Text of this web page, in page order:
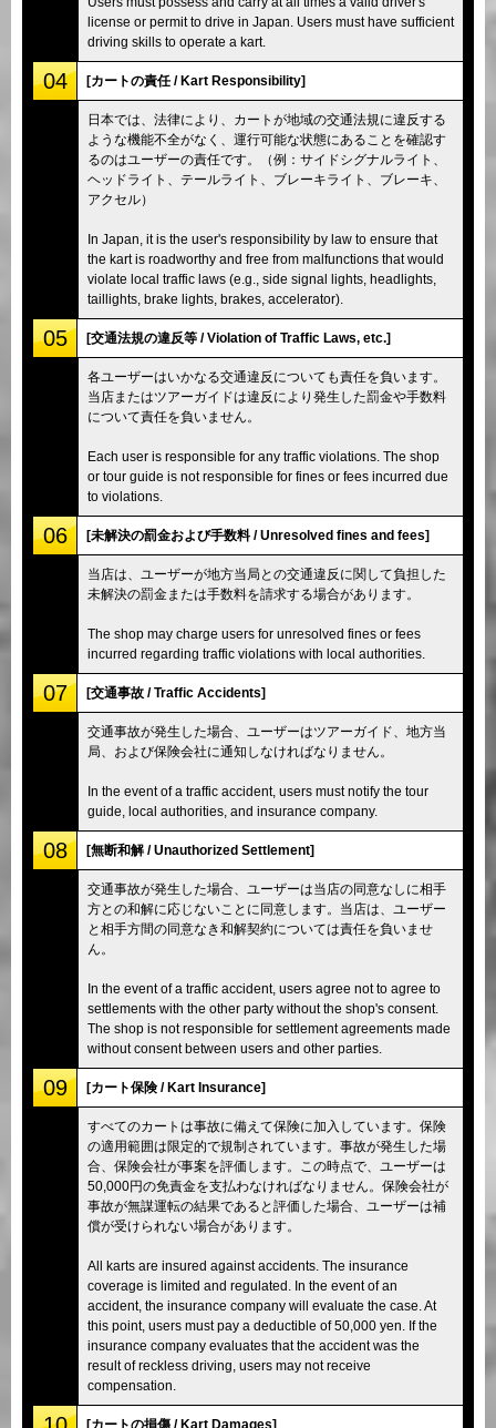
license or permit to drive in Japan. Users must have sufficient
driving skills to operate a kart.
04 [カートの責任 / Kart Responsibility]
日本では、法律により、カートが地域の交通法規に違反する
ような機能不全がなく、運行可能な状態にあることを確認す
るのはユーザーの責任です。（例：サイドシグナルライト、
ヘッドライト、テールライト、ブレーキライト、ブレーキ、
アクセル）
In Japan, it is the user's responsibility by law to ensure that
the kart is roadworthy and free from malfunctions that would
violate local traffic laws (e.g., side signal lights, headlights,
taillights, brake lights, brakes, accelerator).
05 [交通法規の違反等 / Violation of Traffic Laws, etc.]
各ユーザーはいかなる交通違反についても責任を負います。
当店またはツアーガイドは違反により発生した罰金や手数料
について責任を負いません。
Each user is responsible for any traffic violations. The shop
or tour guide is not responsible for fines or fees incurred due
to violations.
06 [未解決の罰金および手数料 / Unresolved fines and fees]
当店は、ユーザーが地方当局との交通違反に関して負担した
未解決の罰金または手数料を請求する場合があります。
The shop may charge users for unresolved fines or fees
incurred regarding traffic violations with local authorities.
07 [交通事故 / Traffic Accidents]
交通事故が発生した場合、ユーザーはツアーガイド、地方当
局、および保険会社に通知しなければなりません。
In the event of a traffic accident, users must notify the tour
guide, local authorities, and insurance company.
08 [無断和解 / Unauthorized Settlement]
交通事故が発生した場合、ユーザーは当店の同意なしに相手
方との和解に応じないことに同意します。当店は、ユーザー
と相手方間の同意なき和解契約については責任を負いませ
ん。
In the event of a traffic accident, users agree not to agree to
settlements with the other party without the shop's consent.
The shop is not responsible for settlement agreements made
without consent between users and other parties.
09 [カート保険 / Kart Insurance]
すべてのカートは事故に備えて保険に加入しています。保険
の適用範囲は限定的で規制されています。事故が発生した場
合、保険会社が事案を評価します。この時点で、ユーザーは
50,000円の免責金を支払わなければなりません。保険会社が
事故が無謀運転の結果であると評価した場合、ユーザーは補
償が受けられない場合があります。
All karts are insured against accidents. The insurance
coverage is limited and regulated. In the event of an
accident, the insurance company will evaluate the case. At
this point, users must pay a deductible of 50,000 yen. If the
insurance company evaluates that the accident was the
result of reckless driving, users may not receive
compensation.
[カートの損傷 / Kart Damages]